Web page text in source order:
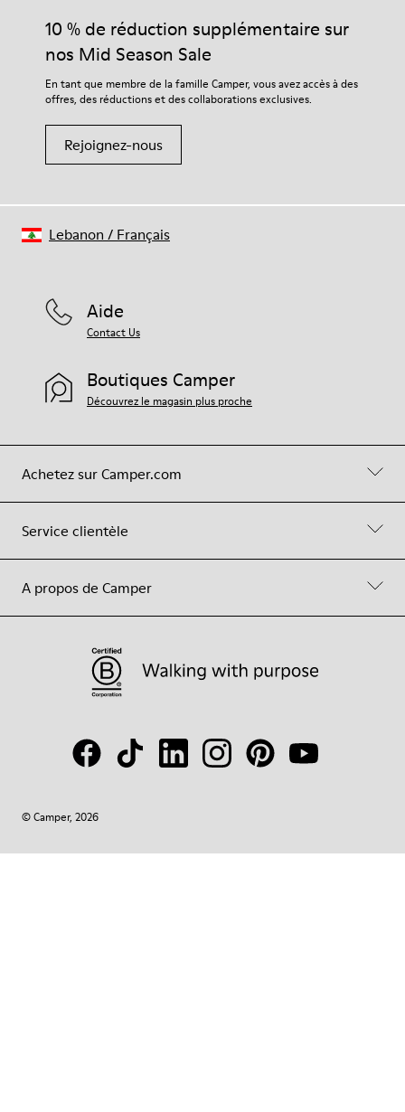
10 % de réduction supplémentaire sur
nos Mid Season Sale
En tant que membre de la famille Camper, vous avez accès à des
offres, des réductions et des collaborations exclusives.
Rejoignez-nous
Achetez sur Camper.com
Service clientèle
A propos de Camper
Aide
Contact Us
Boutiques Camper
Découvrez le magasin plus proche
© Camper, 2026
Lebanon / Français